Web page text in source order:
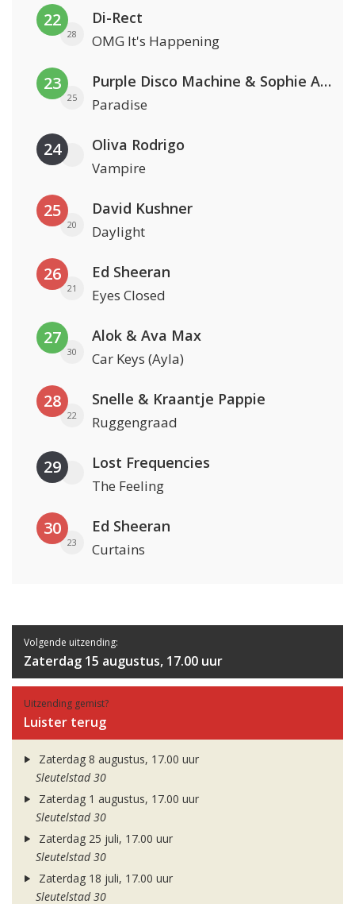
22
28
Di-Rect
OMG It's Happening
23
25
Purple Disco Machine & Sophie And The Giants
Paradise
24 Oliva Rodrigo
Vampire
25
20
David Kushner
Daylight
26
21
Ed Sheeran
Eyes Closed
27
30
Alok & Ava Max
Car Keys (Ayla)
28
22
Snelle & Kraantje Pappie
Ruggengraad
29 Lost Frequencies
The Feeling
30
23
Ed Sheeran
Curtains
Volgende uitzending:
Zaterdag 15 augustus, 17.00 uur
Uitzending gemist?
Luister terug
Zaterdag 8 augustus, 17.00 uur
Sleutelstad 30
Zaterdag 1 augustus, 17.00 uur
Sleutelstad 30
Zaterdag 25 juli, 17.00 uur
Sleutelstad 30
Zaterdag 18 juli, 17.00 uur
Sleutelstad 30